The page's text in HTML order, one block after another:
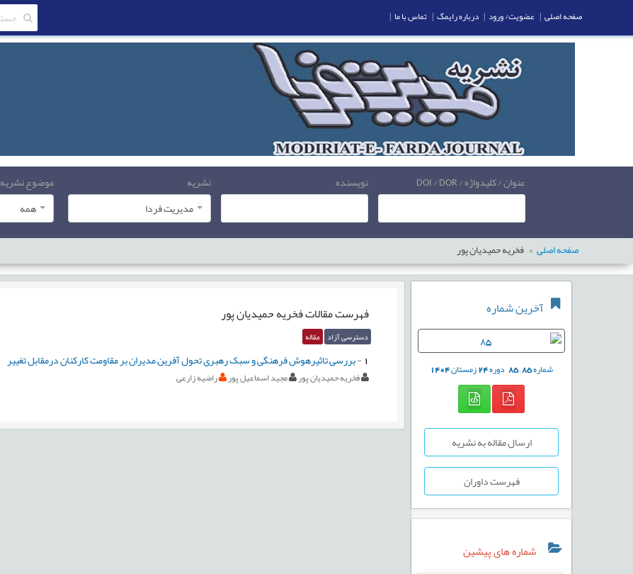
عنوان / کلیدواژه / DOI / DOR نویسنده
نشریه
مدیریت فردا
موضوع نشریه
همه
صفحه اصلی فخریه حمیدیان پور
آخرین شماره
شماره85
,
85 دوره24زمستان1404
ارسال مقاله به نشریه
فهرست داوران
شماره های پیشین
فهرست مقالاتفخریه حمیدیان پور
دسترسی آزاد مقاله
1
-بررسی تاثیرهوش فرهنگی و سبک رهبری تحول آفرین مدیران بر مقاومت کارکنان درمقابل تغییر
فخریه حمیدیان پور مجید اسماعیل پور راضیه زارعی
صفحه اصلی | عضویت/ ورود | درباره رایمگ | تماس با ما |